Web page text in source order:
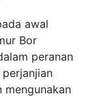
awal
Bor
peranan
mengunakan